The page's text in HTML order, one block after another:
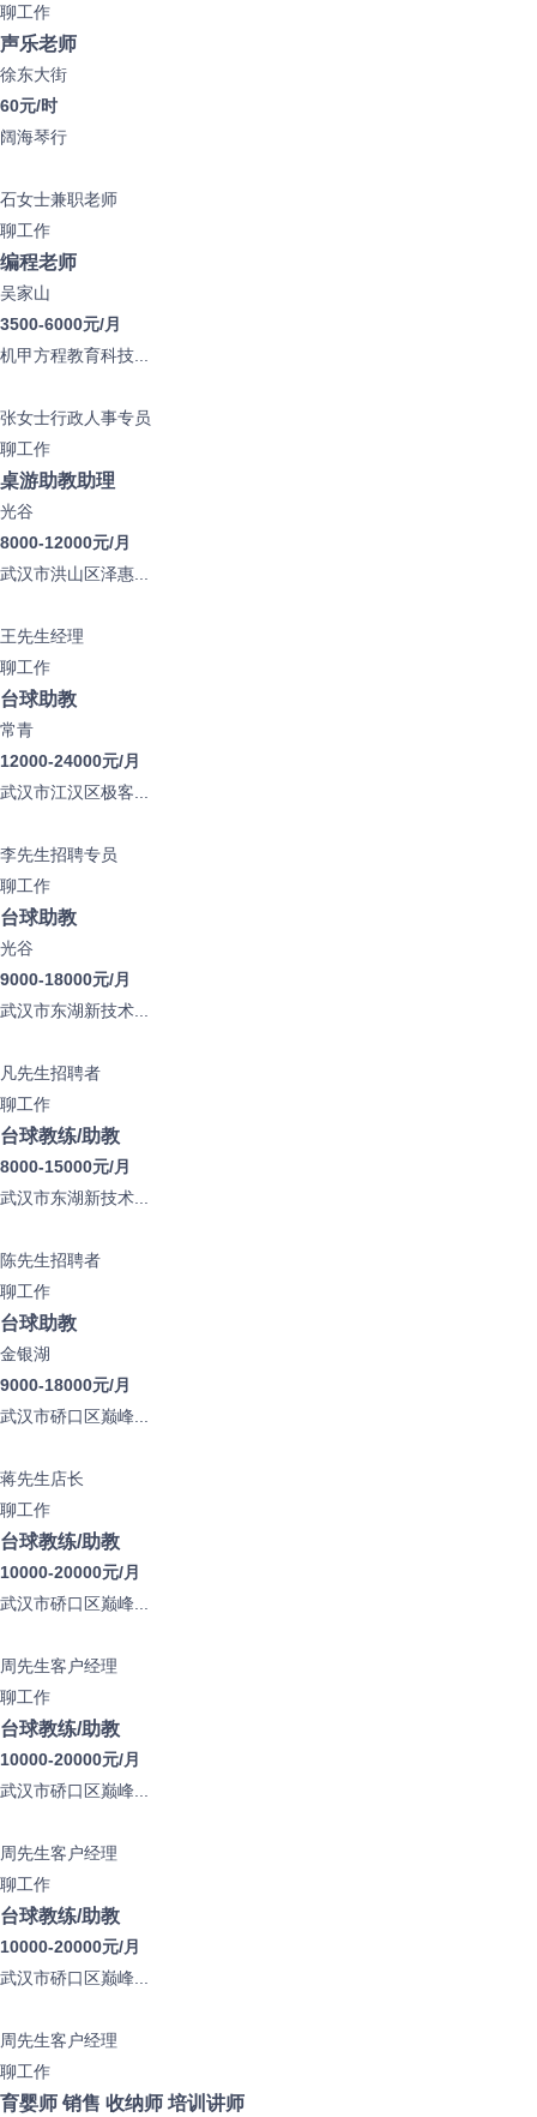
聊工作
声乐老师
徐东大街
60元/时
阔海琴行
石女士兼职老师
聊工作
编程老师
吴家山
3500-6000元/月
机甲方程教育科技...
张女士行政人事专员
聊工作
桌游助教助理
光谷
8000-12000元/月
武汉市洪山区泽惠...
王先生经理
聊工作
台球助教
常青
12000-24000元/月
武汉市江汉区极客...
李先生招聘专员
聊工作
台球助教
光谷
9000-18000元/月
武汉市东湖新技术...
凡先生招聘者
聊工作
台球教练/助教
8000-15000元/月
武汉市东湖新技术...
陈先生招聘者
聊工作
台球助教
金银湖
9000-18000元/月
武汉市硚口区巅峰...
蒋先生店长
聊工作
台球教练/助教
10000-20000元/月
武汉市硚口区巅峰...
周先生客户经理
聊工作
台球教练/助教
10000-20000元/月
武汉市硚口区巅峰...
周先生客户经理
聊工作
台球教练/助教
10000-20000元/月
武汉市硚口区巅峰...
周先生客户经理
聊工作
育婴师 销售 收纳师 培训讲师